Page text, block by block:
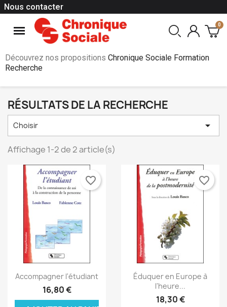
Nous contacter
Découvrez nos propositions Chronique Sociale Formation
Recherche
RÉSULTATS DE LA RECHERCHE
Choisir 
Affichage 1-2 de 2 article(s)
Aperçu rapide
Accompagner l'étudiant
16,80 €
favorite_border
Aperçu rapide
Éduquer en Europe à
l'heure...
18,30 €
favorite_border